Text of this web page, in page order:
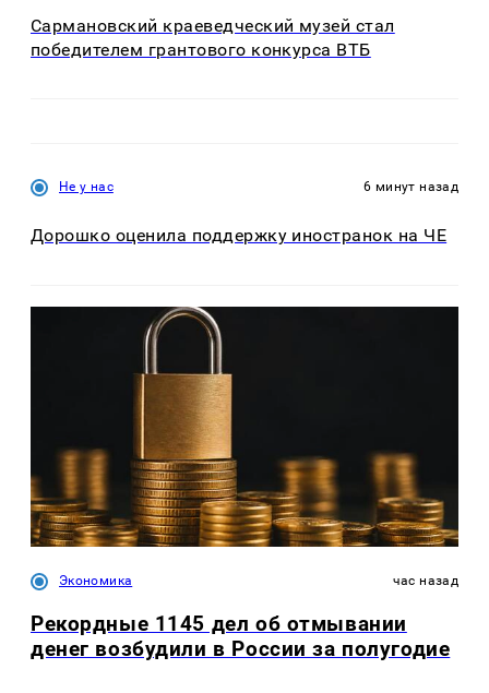
Сармановский краеведческий музей стал
победителем грантового конкурса ВТБ
Не у нас 6 минут назад
Дорошко оценила поддержку иностранок на ЧЕ
Экономика час назад
Рекордные 1145 дел об отмывании
денег возбудили в России за полугодие